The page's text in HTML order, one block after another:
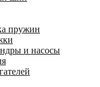
пружин
и насосы